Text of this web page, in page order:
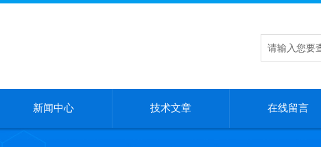
新闻中心 技术文章 在线留言